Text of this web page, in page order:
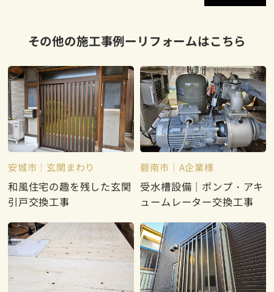
その他の施工事例ーリフォームはこちら
安城市 玄関まわり
和風住宅の趣を残した玄関
引戸交換工事
碧南市 A企業様
受水槽設備｜ポンプ・アキ
ュームレーター交換工事